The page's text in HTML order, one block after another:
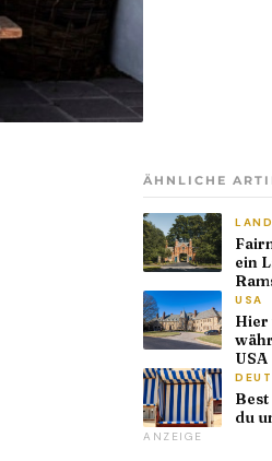
ÄHNLICHE
ein
USA
Hier
USA
du
ANZEIGE